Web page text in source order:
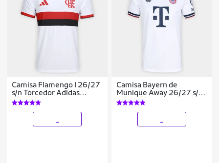
Camisa Flamengo I 26/27
s/n Torcedor Adidas
Masculina
Camisa Bayern de
Munique Away 26/27 s/n
Torcedor Adidas
Masculina